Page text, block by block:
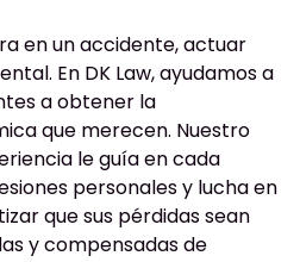
en un accidente, actuar
En DK Law, ayudamos a
a obtener la
que merecen. Nuestro
le guía en cada
personales y lucha en
que sus pérdidas sean
y compensadas de